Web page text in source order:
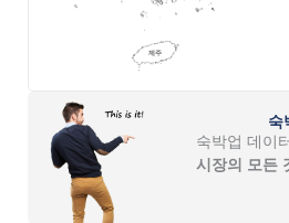
숙
숙박업 데이
시장의 모든